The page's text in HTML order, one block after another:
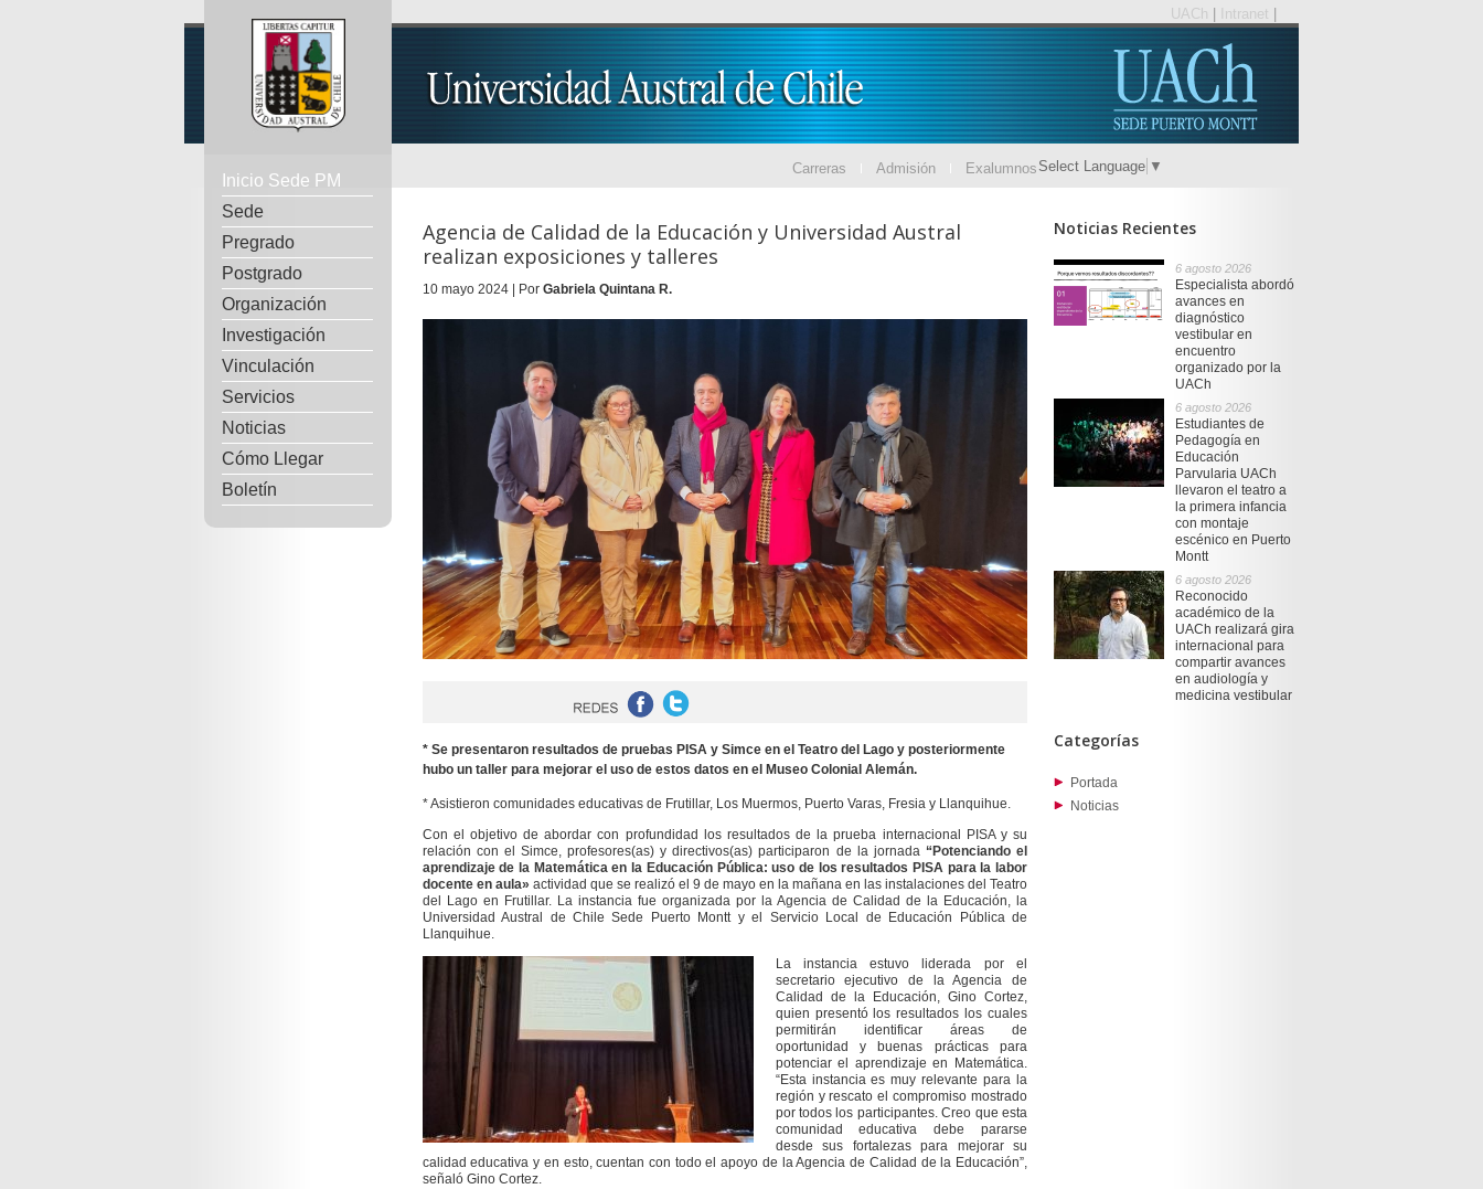
UACh Intranet
Inicio Sede PM
Sede
Pregrado
Postgrado
Organización
Investigación
Vinculación
Servicios
Noticias
Cómo Llegar
Boletín
Carreras Admisión Exalumnos Select Language ▼
Agencia de Calidad de la Educación y Universidad Austral
realizan exposiciones y talleres
10 mayo 2024 | Por Gabriela Quintana R.
* Se presentaron resultados de pruebas PISA y Simce en el Teatro del Lago y posteriormente
hubo un taller para mejorar el uso de estos datos en el Museo Colonial Alemán.
* Asistieron comunidades educativas de Frutillar, Los Muermos, Puerto Varas, Fresia y Llanquihue.
Con el objetivo de abordar con profundidad los resultados de la prueba internacional PISA y su
relación con el Simce, profesores(as) y directivos(as) participaron de la jornada “Potenciando el
aprendizaje de la Matemática en la Educación Pública: uso de los resultados PISA para la labor
docente en aula» actividad que se realizó el 9 de mayo en la mañana en las instalaciones del Teatro
del Lago en Frutillar. La instancia fue organizada por la Agencia de Calidad de la Educación, la
Universidad Austral de Chile Sede Puerto Montt y el Servicio Local de Educación Pública de
Llanquihue.
La instancia estuvo liderada por el
secretario ejecutivo de la Agencia de
Calidad de la Educación, Gino Cortez,
quien presentó los resultados los cuales
permitirán identificar áreas de
oportunidad y buenas prácticas para
potenciar el aprendizaje en Matemática.
“Esta instancia es muy relevante para la
región y rescato el compromiso mostrado
por todos los participantes. Creo que esta
comunidad educativa debe pararse
desde sus fortalezas para mejorar su
calidad educativa y en esto, cuentan con todo el apoyo de la Agencia de Calidad de la Educación”,
señaló Gino Cortez.
Noticias Recientes
6 agosto 2026
Especialista abordó
avances en
diagnóstico
vestibular en
encuentro
organizado por la
UACh
6 agosto 2026
Estudiantes de
Pedagogía en
Educación
Parvularia UACh
llevaron el teatro a
la primera infancia
con montaje
escénico en Puerto
Montt
6 agosto 2026
Reconocido
académico de la
UACh realizará gira
internacional para
compartir avances
en audiología y
medicina vestibular
Categorías
Portada
Noticias